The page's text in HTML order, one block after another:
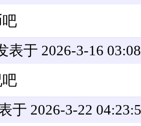
表于 2026-3-16
于 2026-3-22